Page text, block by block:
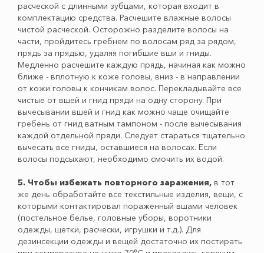
расческой с длинными зубцами, которая входит в
комплектацию средства. Расчешите влажные волосы
чистой расческой. Осторожно разделите волосы на
части, пройдитесь гребнем по волосам ряд за рядом,
прядь за прядью, удаляя погибшие вши и гниды.
Медленно расчешите каждую прядь, начиная как можно
ближе - вплотную к коже головы, вниз - в направлении
от кожи головы к кончикам волос. Перекладывайте все
чистые от вшей и гнид пряди на одну сторону. При
вычесывании вшей и гнид как можно чаще очищайте
гребень от гнид ватным тампоном - после вычесывания
каждой отдельной пряди. Следует стараться тщательно
вычесать все гниды, оставшиеся на волосах. Если
волосы подсыхают, необходимо смочить их водой.
5. Чтобы избежать повторного заражения, в тот
же день обработайте все текстильные изделия, вещи, с
которыми контактировал пораженный вшами человек
(постельное белье, головные уборы, воротники
одежды, щетки, расчески, игрушки и т.д.). Для
дезинсекции одежды и вещей достаточно их постирать